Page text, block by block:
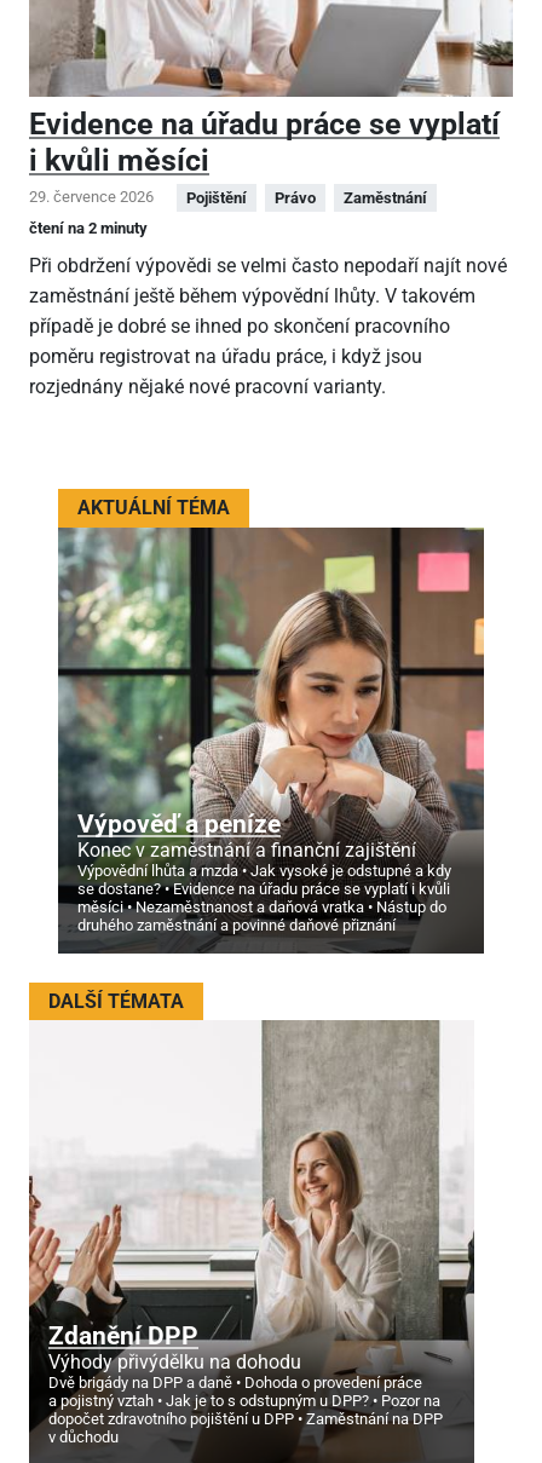
Evidence na úřadu práce se vyplatí
i kvůli měsíci
29. července 2026 Pojištění Právo
Zaměstnání
čtení na 2 minuty
Při obdržení výpovědi se velmi často nepodaří najít nové
zaměstnání ještě během výpovědní lhůty. V takovém
případě je dobré se ihned po skončení pracovního
poměru registrovat na úřadu práce, i když jsou
rozjednány nějaké nové pracovní varianty.
AKTUÁLNÍ TÉMA
Výpověď a peníze
Konec v zaměstnání a finanční zajištění
Výpovědní lhůta a mzda
Jak vysoké je odstupné a kdy
se dostane?
Evidence na úřadu práce se vyplatí i kvůli
měsíci
Nezaměstnanost a daňová vratka
Nástup do
druhého zaměstnání a povinné daňové přiznání
DALŠÍ TÉMATA
Zdanění DPP
Výhody přivýdělku na dohodu
Dvě brigády na DPP a daně
Dohoda o provedení práce
a pojistný vztah
Jak je to s odstupným u DPP?
Pozor na
dopočet zdravotního pojištění u DPP
Zaměstnání na DPP
v důchodu